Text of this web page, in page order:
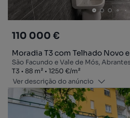
110 000 €
Moradia T3 com Telhado Novo
São Facundo e Vale de Mós,
Tipologia
T3
Zona88 m²
Preço por metro quadrado
1250 €/m²
Ver descrição do anúncio